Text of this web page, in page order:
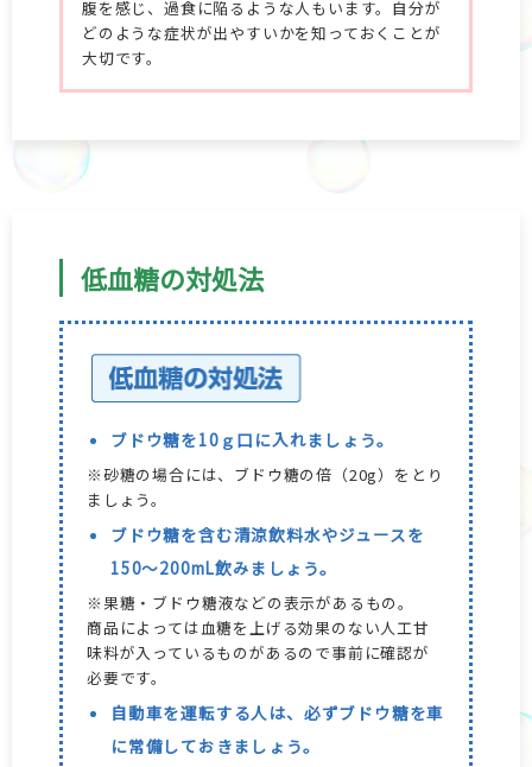
腹を感じ、過食に陥るような人もいます。自分が
どのような症状が出やすいかを知っておくことが
大切です。
低血糖の対処法
ブドウ糖を10ｇ口に入れましょう。
※砂糖の場合には、ブドウ糖の倍（20g）をとり
ましょう。
ブドウ糖を含む清涼飲料水やジュースを
150～200mL飲みましょう。
※果糖・ブドウ糖液などの表示があるもの。
商品によっては血糖を上げる効果のない人工甘
味料が入っているものがあるので事前に確認が
必要です。
自動車を運転する人は、必ずブドウ糖を車
に常備しておきましょう。